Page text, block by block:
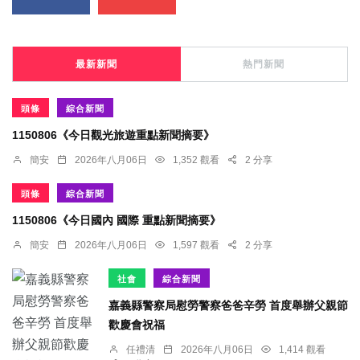
最新新聞 熱門新聞
頭條 綜合新聞
1150806《今日觀光旅遊重點新聞摘要》
簡安 2026年八月06日 1,352 觀看 2 分享
頭條 綜合新聞
1150806《今日國內 國際 重點新聞摘要》
簡安 2026年八月06日 1,597 觀看 2 分享
社會 綜合新聞
嘉義縣警察局慰勞警察爸爸辛勞 首度舉辦父親節
歡慶會祝福
任禮清 2026年八月06日
1,414 觀看